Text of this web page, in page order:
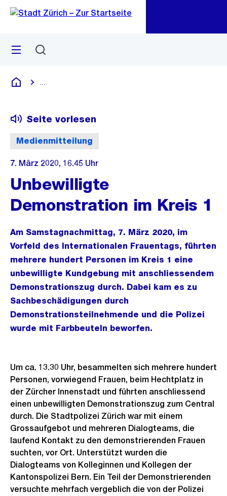
Navigation
Sprunglink
Menü
Deutsch
Medienmitteilung
Seite vorlesen
7. März 2020, 16.45 Uhr
Unbewilligte
Demonstration im Kreis 1
Am Samstagnachmittag, 7. März 2020, im
Vorfeld des Internationalen Frauentags, führten
mehrere hundert Personen im Kreis 1 eine
unbewilligte Kundgebung mit anschliessendem
Demonstrationszug durch. Dabei kam es zu
Sachbeschädigungen durch
Demonstrationsteilnehmende und die Polizei
wurde mit Farbbeuteln beworfen.
Um ca. 13.30 Uhr, besammelten sich mehrere hundert
Personen, vorwiegend Frauen, beim Hechtplatz in
der Zürcher Innenstadt und führten anschliessend
einen unbewilligten Demonstrationszug zum Central
durch. Die Stadtpolizei Zürich war mit einem
Grossaufgebot und mehreren Dialogteams, die
laufend Kontakt zu den demonstrierenden Frauen
suchten, vor Ort. Unterstützt wurden die
Dialogteams von Kolleginnen und Kollegen der
Kantonspolizei Bern. Ein Teil der Demonstrierenden
versuchte mehrfach vergeblich die von der Polizei